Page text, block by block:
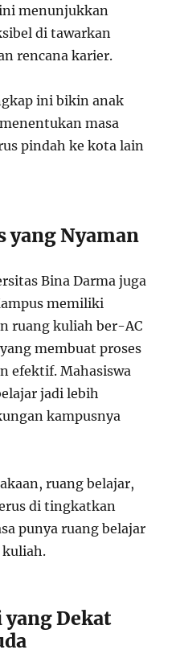
menunjukkan
di tawarkan
rencana karier.
ini bikin anak
masa
pindah ke kota lain
yang Nyaman
Bina Darma juga
memiliki
ruang kuliah ber-AC
membuat proses
efektif. Mahasiswa
jadi lebih
kampusnya
ruang belajar,
di tingkatkan
punya ruang belajar
kuliah.
Dekat